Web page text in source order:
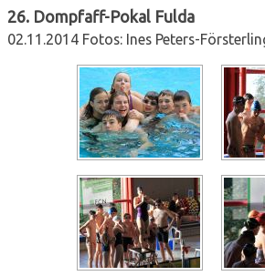
26. Dompfaff-Pokal Fulda
02.11.2014 Fotos: Ines Peters-